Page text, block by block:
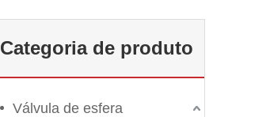
Categoria de produto
Válvula de esfera